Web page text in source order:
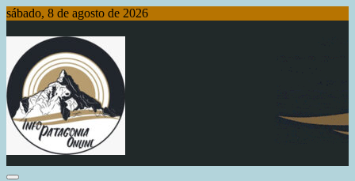
Saltar
contenido
sábado, 8 de agosto de 2026
Info Patagonia Online